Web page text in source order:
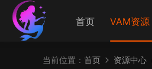
首页 VAM资源
当前位置： 首页 资源中心